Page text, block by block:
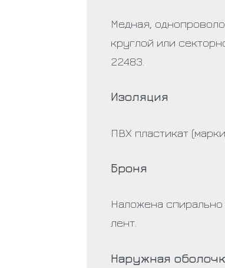
Медная,
круглой или
22483.
Изоляция
ПВХ пластикат
Броня
Наложена
лент.
Наружная